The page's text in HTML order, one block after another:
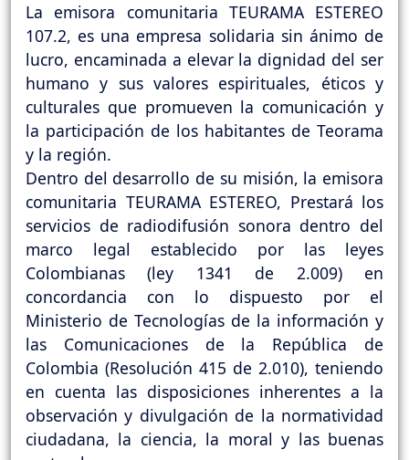
La emisora comunitaria TEURAMA ESTEREO
107.2, es una empresa solidaria sin ánimo de
lucro, encaminada a elevar la dignidad del ser
humano y sus valores espirituales, éticos y
culturales que promueven la comunicación y
la participación de los habitantes de Teorama
y la región.
Dentro del desarrollo de su misión, la emisora
comunitaria TEURAMA ESTEREO, Prestará los
servicios de radiodifusión sonora dentro del
marco legal establecido por las leyes
Colombianas (ley 1341 de 2.009) en
concordancia con lo dispuesto por el
Ministerio de Tecnologías de la información y
las Comunicaciones de la República de
Colombia (Resolución 415 de 2.010), teniendo
en cuenta las disposiciones inherentes a la
observación y divulgación de la normatividad
ciudadana, la ciencia, la moral y las buenas